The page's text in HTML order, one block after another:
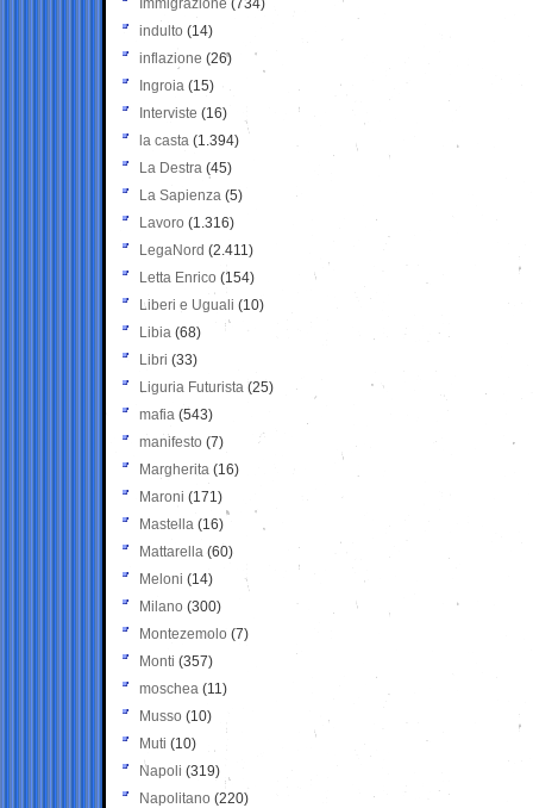
Immigrazione (734)
indulto (14)
inflazione (26)
Ingroia (15)
Interviste (16)
la casta (1.394)
La Destra (45)
La Sapienza (5)
Lavoro (1.316)
LegaNord (2.411)
Letta Enrico (154)
Liberi e Uguali (10)
Libia (68)
Libri (33)
Liguria Futurista (25)
mafia (543)
manifesto (7)
Margherita (16)
Maroni (171)
Mastella (16)
Mattarella (60)
Meloni (14)
Milano (300)
Montezemolo (7)
Monti (357)
moschea (11)
Musso (10)
Muti (10)
Napoli (319)
Napolitano (220)